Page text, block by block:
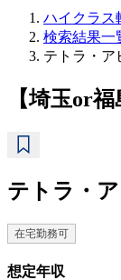
ハイクラス
検索結果一
テトラ・
【埼玉or
テトラ・
在宅勤務可
想定年収